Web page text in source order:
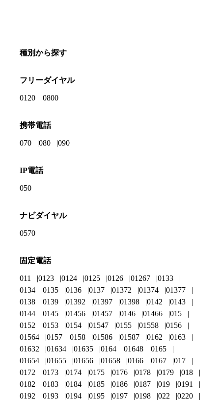
種別から探す
フリーダイヤル
0120 0800
携帯電話
070 080 090
IP電話
050
ナビダイヤル
0570
固定電話
011 0123 0124 0125 0126 01267
0133
0134
0135 0136 0137 01372 01374
01377
0138
0139 01392 01397 01398 0142
0143
0144
0145 01456 01457 0146 01466
015
0152
0153 0154 01547 0155 01558
0156
01564
0157 0158 01586 01587 0162
0163
01632
01634 01635 0164 01648
0165
01654
01655 01656 01658 0166 0167
017
0172
0173 0174 0175 0176 0178 0179
018
0182
0183 0184 0185 0186 0187 019
0191
0192
0193 0194 0195 0197 0198 022 0220